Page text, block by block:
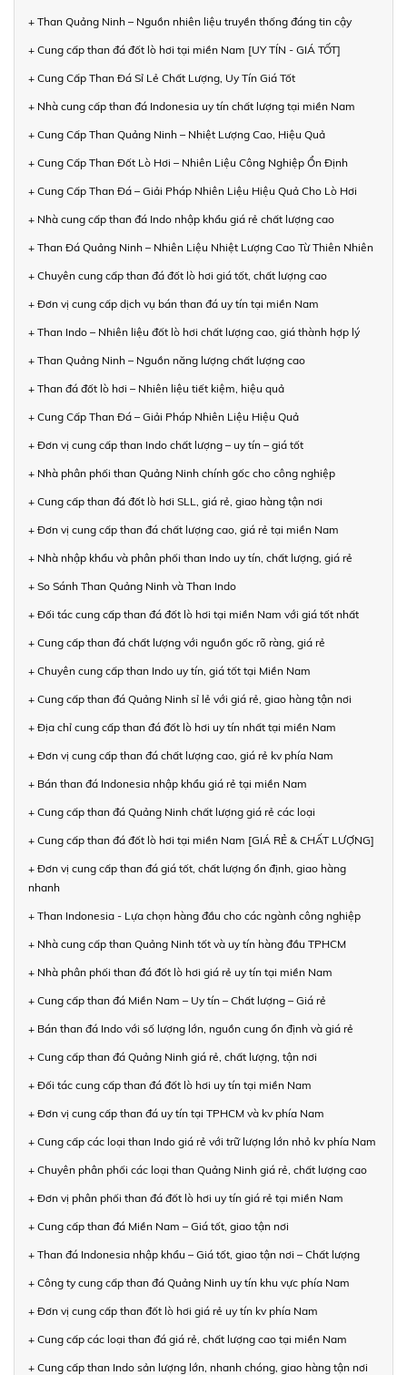
+ Than Quảng Ninh – Nguồn nhiên liệu truyền thống đáng tin cậy
+ Cung cấp than đá đốt lò hơi tại miền Nam [UY TÍN - GIÁ TỐT]
+ Cung Cấp Than Đá Sỉ Lẻ Chất Lượng, Uy Tín Giá Tốt
+ Nhà cung cấp than đá Indonesia uy tín chất lượng tại miền Nam
+ Cung Cấp Than Quảng Ninh – Nhiệt Lượng Cao, Hiệu Quả
+ Cung Cấp Than Đốt Lò Hơi – Nhiên Liệu Công Nghiệp Ổn Định
+ Cung Cấp Than Đá – Giải Pháp Nhiên Liệu Hiệu Quả Cho Lò Hơi
+ Nhà cung cấp than đá Indo nhập khẩu giá rẻ chất lượng cao
+ Than Đá Quảng Ninh – Nhiên Liệu Nhiệt Lượng Cao Từ Thiên Nhiên
+ Chuyên cung cấp than đá đốt lò hơi giá tốt, chất lượng cao
+ Đơn vị cung cấp dịch vụ bán than đá uy tín tại miền Nam
+ Than Indo – Nhiên liệu đốt lò hơi chất lượng cao, giá thành hợp lý
+ Than Quảng Ninh – Nguồn năng lượng chất lượng cao
+ Than đá đốt lò hơi – Nhiên liệu tiết kiệm, hiệu quả
+ Cung Cấp Than Đá – Giải Pháp Nhiên Liệu Hiệu Quả
+ Đơn vị cung cấp than Indo chất lượng – uy tín – giá tốt
+ Nhà phân phối than Quảng Ninh chính gốc cho công nghiệp
+ Cung cấp than đá đốt lò hơi SLL, giá rẻ, giao hàng tận nơi
+ Đơn vị cung cấp than đá chất lượng cao, giá rẻ tại miền Nam
+ Nhà nhập khẩu và phân phối than Indo uy tín, chất lượng, giá rẻ
+ So Sánh Than Quảng Ninh và Than Indo
+ Đối tác cung cấp than đá đốt lò hơi tại miền Nam với giá tốt nhất
+ Cung cấp than đá chất lượng với nguồn gốc rõ ràng, giá rẻ
+ Chuyên cung cấp than Indo uy tín, giá tốt tại Miền Nam
+ Cung cấp than đá Quảng Ninh sỉ lẻ với giá rẻ, giao hàng tận nơi
+ Địa chỉ cung cấp than đá đốt lò hơi uy tín nhất tại miền Nam
+ Đơn vị cung cấp than đá chất lượng cao, giá rẻ kv phía Nam
+ Bán than đá Indonesia nhập khẩu giá rẻ tại miền Nam
+ Cung cấp than đá Quảng Ninh chất lượng giá rẻ các loại
+ Cung cấp than đá đốt lò hơi tại miền Nam [GIÁ RẺ & CHẤT LƯỢNG]
+ Đơn vị cung cấp than đá giá tốt, chất lượng ổn định, giao hàng
nhanh
+ Than Indonesia - Lựa chọn hàng đầu cho các ngành công nghiệp
+ Nhà cung cấp than Quảng Ninh tốt và uy tín hàng đầu TPHCM
+ Nhà phân phối than đá đốt lò hơi giá rẻ uy tín tại miền Nam
+ Cung cấp than đá Miền Nam – Uy tín – Chất lượng – Giá rẻ
+ Bán than đá Indo với số lượng lớn, nguồn cung ổn định và giá rẻ
+ Cung cấp than đá Quảng Ninh giá rẻ, chất lượng, tận nơi
+ Đối tác cung cấp than đá đốt lò hơi uy tín tại miền Nam
+ Đơn vị cung cấp than đá uy tín tại TPHCM và kv phía Nam
+ Cung cấp các loại than Indo giá rẻ với trữ lượng lớn nhỏ kv phía Nam
+ Chuyên phân phối các loại than Quảng Ninh giá rẻ, chất lượng cao
+ Đơn vị phân phối than đá đốt lò hơi uy tín giá rẻ tại miền Nam
+ Cung cấp than đá Miền Nam – Giá tốt, giao tận nơi
+ Than đá Indonesia nhập khẩu – Giá tốt, giao tận nơi – Chất lượng
+ Công ty cung cấp than đá Quảng Ninh uy tín khu vực phía Nam
+ Đơn vị cung cấp than đốt lò hơi giá rẻ uy tín kv phía Nam
+ Cung cấp các loại than đá giá rẻ, chất lượng cao tại miền Nam
+ Cung cấp than Indo sản lượng lớn, nhanh chóng, giao hàng tận nơi